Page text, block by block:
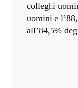
colleghi
uomini e
all’84,5%